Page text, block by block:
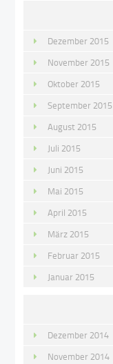
Dezember 2015
November 2015
Oktober 2015
September 2015
August 2015
Juli 2015
Juni 2015
Mai 2015
April 2015
März 2015
Februar 2015
Januar 2015
Dezember 2014
November 2014